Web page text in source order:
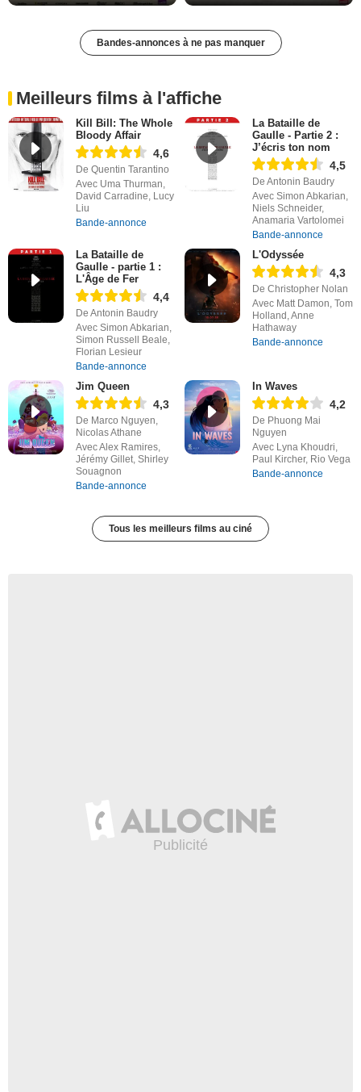
Bandes-annonces à ne pas manquer
Meilleurs films à l'affiche
Kill Bill: The Whole
Bloody Affair
4,6
De Quentin Tarantino
Avec Uma Thurman,
David Carradine, Lucy
Liu
Bande-annonce
La Bataille de
Gaulle - Partie 2 :
J’écris ton nom
4,5
De Antonin Baudry
Avec Simon Abkarian,
Niels Schneider,
Anamaria Vartolomei
Bande-annonce
La Bataille de
Gaulle - partie 1 :
L'Âge de Fer
4,4
De Antonin Baudry
Avec Simon Abkarian,
Simon Russell Beale,
Florian Lesieur
Bande-annonce
L'Odyssée
4,3
De Christopher Nolan
Avec Matt Damon, Tom
Holland, Anne
Hathaway
Bande-annonce
Jim Queen
4,3
De Marco Nguyen,
Nicolas Athane
Avec Alex Ramires,
Jérémy Gillet, Shirley
Souagnon
Bande-annonce
In Waves
4,2
De Phuong Mai
Nguyen
Avec Lyna Khoudri,
Paul Kircher, Rio Vega
Bande-annonce
Tous les meilleurs films au ciné